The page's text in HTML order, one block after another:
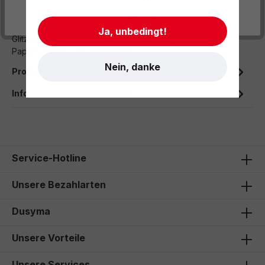
Beschreibung
Glitzer und Kleber vereint. Für Verzierungen auf Holz,
Papier, Pappe und vielem mehr.
Produktdaten
Informationen und Hinweise
Service-Hotline
Unsere Bezahlarten
Dusyma
Unsere Vorteile
- Impressum - AGB - Datenschutz
Ja, unbedingt!
Nein, danke